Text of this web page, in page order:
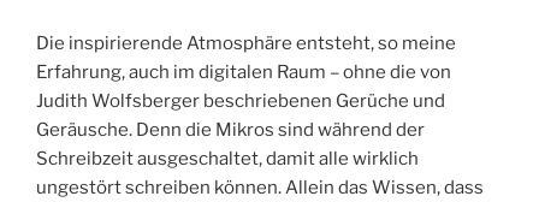
Die inspirierende Atmosphäre entsteht, so meine
Erfahrung, auch im digitalen Raum – ohne die von
Judith Wolfsberger beschriebenen Gerüche und
Geräusche. Denn die Mikros sind während der
Schreibzeit ausgeschaltet, damit alle wirklich
ungestört schreiben können. Allein das Wissen, dass